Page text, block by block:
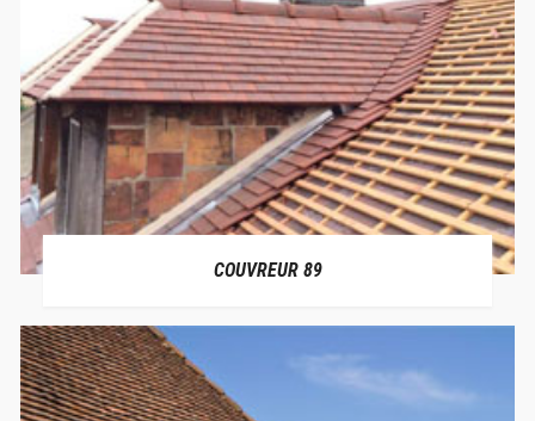
COUVREUR 89